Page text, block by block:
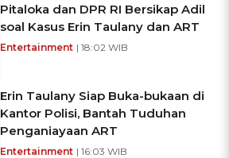
Pitaloka dan DPR RI Bersikap Adil
soal Kasus Erin Taulany dan ART
Entertainment | 18:02 WIB
Erin Taulany Siap Buka-bukaan di
Kantor Polisi, Bantah Tuduhan
Penganiayaan ART
Entertainment | 16:03 WIB